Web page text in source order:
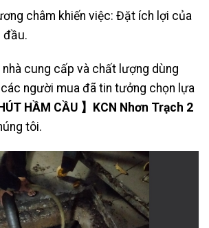
châm khiến việc: Đặt ích lợi của
đầu.
cung cấp và chất lượng dùng
người mua đã tin tưởng chọn lựa
HẦM CẦU 】KCN Nhơn Trạch 2
tôi.